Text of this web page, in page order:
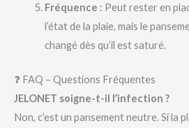
Fréquence : Peut rester en
l’état de la plaie, mais le
changé dès qu’il est saturé.
❓ FAQ – Questions Fréquentes
JELONET soigne-t-il l’infection ?
Non, c’est un pansement neutre. Si la